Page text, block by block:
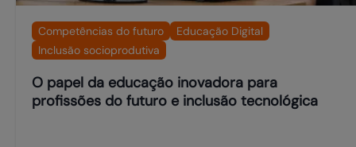
Competências do futuro
Educação Digital
Inclusão socioprodutiva
O papel da educação inovadora para
profissões do futuro e inclusão tecnológica